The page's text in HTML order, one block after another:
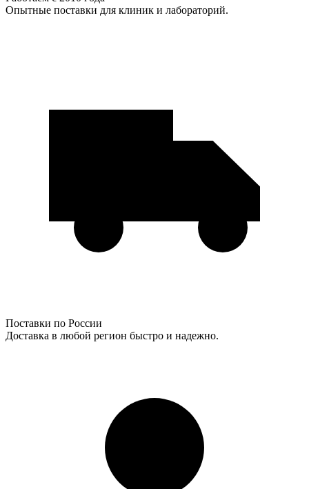
Опытные поставки для клиник и лабораторий.
Поставки по России
Доставка в любой регион быстро и надежно.